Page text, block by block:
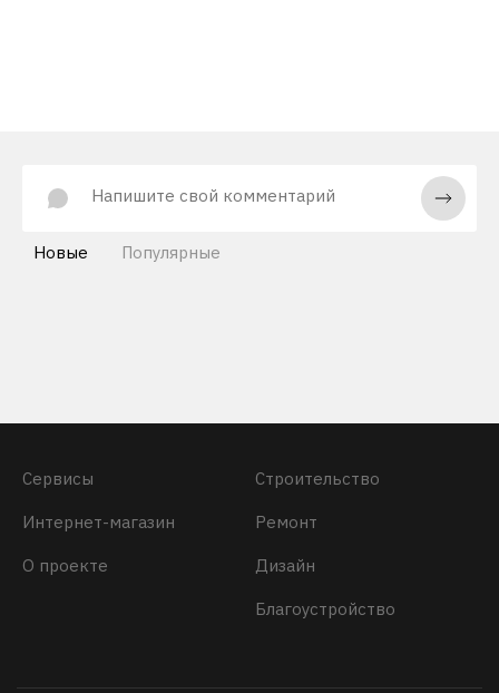
Новые Популярные
Сервисы
Интернет-магазин
О проекте
Строительство
Ремонт
Дизайн
Благоустройство